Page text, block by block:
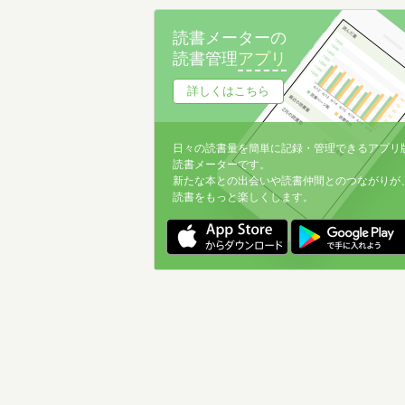
読書メーターの
読書管理アプリ
詳しくはこちら
日々の読書量を簡単に記録・管理できるアプリ
読書メーターです。
新たな本との出会いや読書仲間とのつながりが
読書をもっと楽しくします。